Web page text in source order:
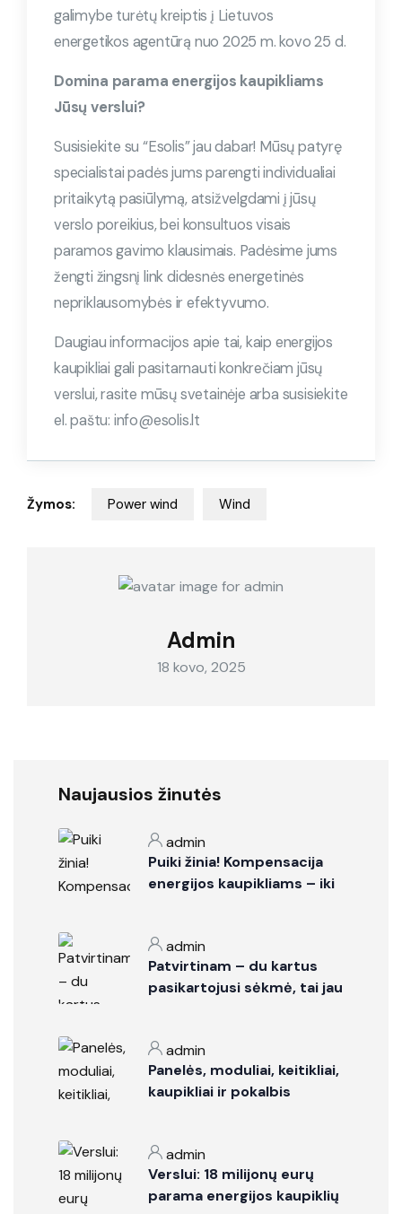
galimybe turėtų kreiptis į Lietuvos
energetikos agentūrą nuo 2025 m. kovo 25 d.
Domina parama energijos kaupikliams
Jūsų verslui?
Susisiekite su “Esolis” jau dabar! Mūsų patyrę
specialistai padės jums parengti individualiai
pritaikytą pasiūlymą, atsižvelgdami į jūsų
verslo poreikius, bei konsultuos visais
paramos gavimo klausimais. Padėsime jums
žengti žingsnį link didesnės energetinės
nepriklausomybės ir efektyvumo.
Daugiau informacijos apie tai, kaip energijos
kaupikliai gali pasitarnauti konkrečiam jūsų
verslui, rasite mūsų svetainėje arba susisiekite
el. paštu: info@esolis.lt
Žymos: Power wind Wind
Admin
18 kovo, 2025
Naujausios žinutės
admin
Puiki žinia! Kompensacija
energijos kaupikliams – iki
admin
Patvirtinam – du kartus
pasikartojusi sėkmė, tai jau
admin
Panelės, moduliai, keitikliai,
kaupikliai ir pokalbis
“batareikos”. Taigi
pakalbėkime apie
batareikas, t.y. kaupiklius.
admin
Verslui: 18 milijonų eurų
parama energijos kaupiklių